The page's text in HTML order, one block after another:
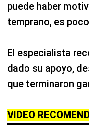
puede haber
temprano, es
El especialista
dado su apoyo,
que terminaron
VIDEO